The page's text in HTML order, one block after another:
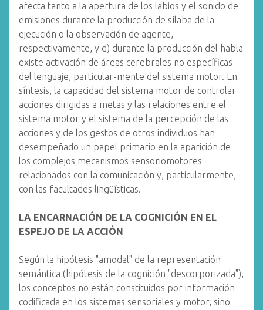
afecta tanto a la apertura de los labios y el sonido de
emisiones durante la producción de sílaba de la
ejecución o la observación de agente,
respectivamente, y d) durante la producción del habla
existe activación de áreas cerebrales no específicas
del lenguaje, particular-mente del sistema motor. En
síntesis, la capacidad del sistema motor de controlar
acciones dirigidas a metas y las relaciones entre el
sistema motor y el sistema de la percepción de las
acciones y de los gestos de otros individuos han
desempeñado un papel primario en la aparición de
los complejos mecanismos sensoriomotores
relacionados con la comunicación y, particularmente,
con las facultades lingüísticas.
LA ENCARNACIÓN DE LA COGNICIÓN EN EL
ESPEJO DE LA ACCIÓN
Según la hipótesis "amodal" de la representación
semántica (hipótesis de la cognición "descorporizada"),
los conceptos no están constituidos por información
codificada en los sistemas sensoriales y motor, sino